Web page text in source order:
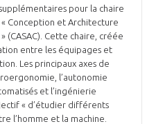
pour la chaire
Conception et Architecture
(CASAC). Cette chaire, créée
entre les équipages et
Les principaux axes de
l’autonomie
et l’ingénierie
« d’étudier différents
l’homme et la machine.